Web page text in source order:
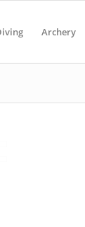
Archery